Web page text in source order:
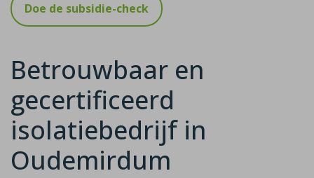
Doe de subsidie-check
Betrouwbaar en
gecertificeerd
isolatiebedrijf in
Oudemirdum